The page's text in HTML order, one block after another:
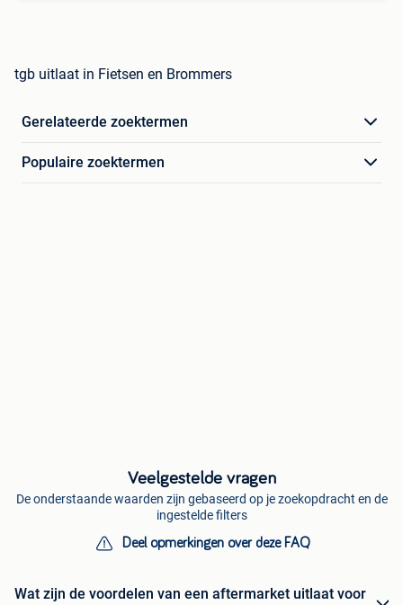
tgb uitlaat in Fietsen en Brommers
Gerelateerde zoektermen
Populaire zoektermen
Veelgestelde vragen
De onderstaande waarden zijn gebaseerd op je zoekopdracht en de
ingestelde filters
Deel opmerkingen over deze FAQ
Wat zijn de voordelen van een aftermarket uitlaat voor